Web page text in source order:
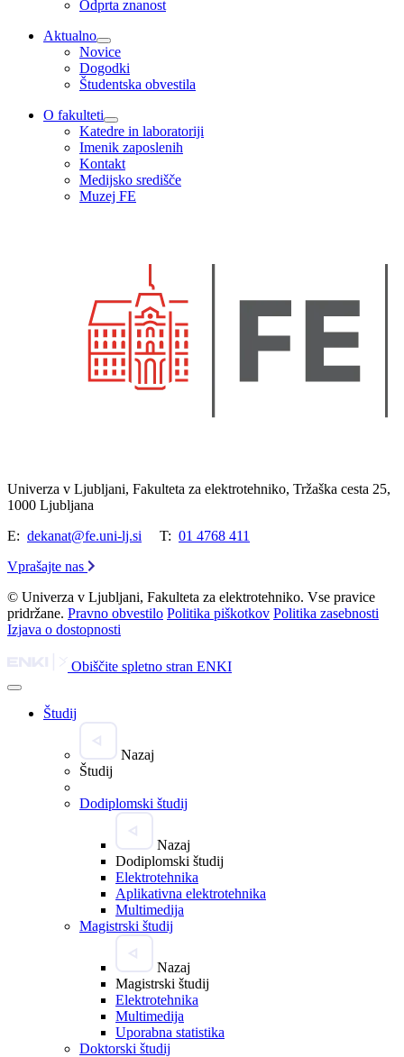
Odprta znanost
Aktualno
Novice
Dogodki
Študentska obvestila
O fakulteti
Katedre in laboratoriji
Imenik zaposlenih
Kontakt
Medijsko središče
Muzej FE
Univerza v Ljubljani, Fakulteta za elektrotehniko, Tržaška cesta 25,
1000 Ljubljana
E: dekanat@fe.uni-lj.si T: 01 4768 411
Vprašajte nas
© Univerza v Ljubljani, Fakulteta za elektrotehniko. Vse pravice
pridržane. Pravno obvestilo Politika piškotkov Politika zasebnosti
Izjava o dostopnosti
Obiščite spletno stran ENKI
Študij
Nazaj
Študij
Dodiplomski študij
Nazaj
Dodiplomski študij
Elektrotehnika
Aplikativna elektrotehnika
Multimedija
Magistrski študij
Nazaj
Magistrski študij
Elektrotehnika
Multimedija
Uporabna statistika
Doktorski študij